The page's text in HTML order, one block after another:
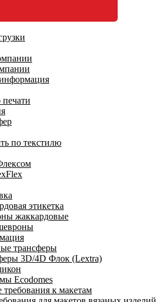
печати
по текстилю
этикетка
жаккардовые
трансферы
3D/4D Флок (Lextra)
Ecodomes
требования к макетам